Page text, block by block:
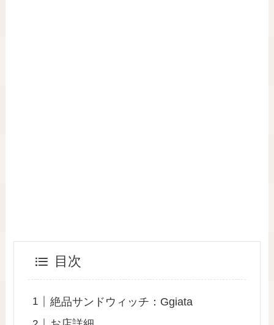
目次
絶品サンドウィッチ：Ggiata